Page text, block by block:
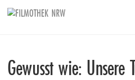
Skip to main content
Gewusst wie: Unsere